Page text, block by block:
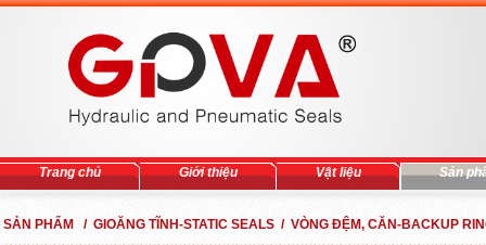
Trang chủ Giới thiệu Vật liệu Sản
SẢN PHẨM / GIOĂNG TĨNH-STATIC SEALS / VÒNG ĐỆM, CĂN-BACKUP